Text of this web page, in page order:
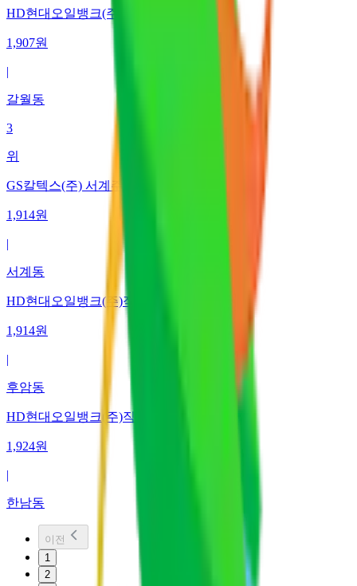
HD현대오일뱅크(주)직영 갈월동주유소
1,907원
|
갈월동
3
위
GS칼텍스(주) 서계주유소
1,914원
|
서계동
HD현대오일뱅크(주)직영 소월길주유소
1,914원
|
후암동
HD현대오일뱅크(주)직영 한남동주유소
1,924원
|
한남동
이전
1
2